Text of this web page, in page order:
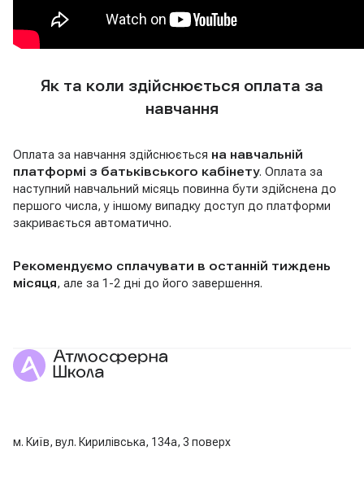
Як та коли здійснюється оплата за
навчання
Оплата за навчання здійснюється на навчальній
платформі з батьківського кабінету. Оплата за
наступний навчальний місяць повинна бути здійснена до
першого числа, у іншому випадку доступ до платформи
закривається автоматично.
Рекомендуємо сплачувати в останній тиждень
місяця, але за 1-2 дні до його завершення.
м. Київ, вул. Кирилівська, 134а, 3 поверх